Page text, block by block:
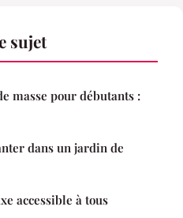
sujet
masse pour débutants :
dans un jardin de
accessible à tous